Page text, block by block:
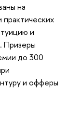
на
и
Призеры
до 300
и офферы